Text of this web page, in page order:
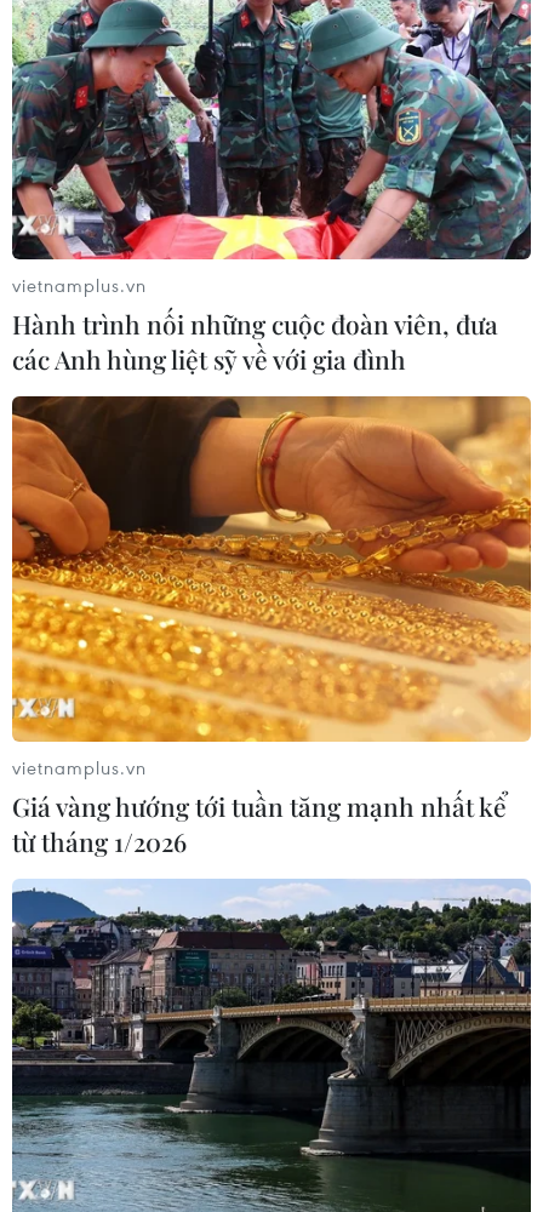
vietnamplus.vn
Hành trình nối những cuộc đoàn viên, đưa
các Anh hùng liệt sỹ về với gia đình
vietnamplus.vn
Giá vàng hướng tới tuần tăng mạnh nhất kể
từ tháng 1/2026